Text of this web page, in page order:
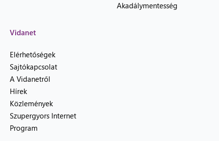
Akadálymentesség
Vidanet
Elérhetőségek
Sajtókapcsolat
A Vidanetről
Hírek
Közlemények
Szupergyors Internet
Program